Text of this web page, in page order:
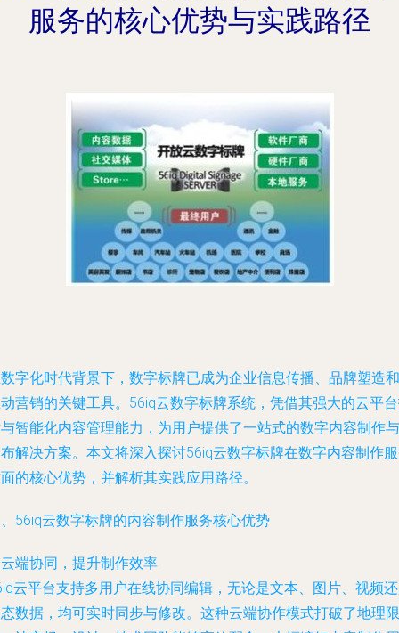
服务的核心优势与实践路径
字化时代背景下，数字标牌已成为企业信息传播、品牌塑造和
营销的关键工具。56iq云数字标牌系统，凭借其强大的云平
智能化内容管理能力，为用户提供了一站式的数字内容制作与
解决方案。本文将深入探讨56iq云数字标牌在数字内容制作
的核心优势，并解析其实践应用路径。
56iq云数字标牌的内容制作服务核心优势
端协同，提升制作效率
云平台支持多用户在线协同编辑，无论是文本、图片、视频
数据，均可实时同步与修改。这种云端协作模式打破了地理限